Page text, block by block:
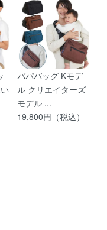
パパバッグ Kモデ
ル クリエイターズ
モデル ...
19,800円（税込）